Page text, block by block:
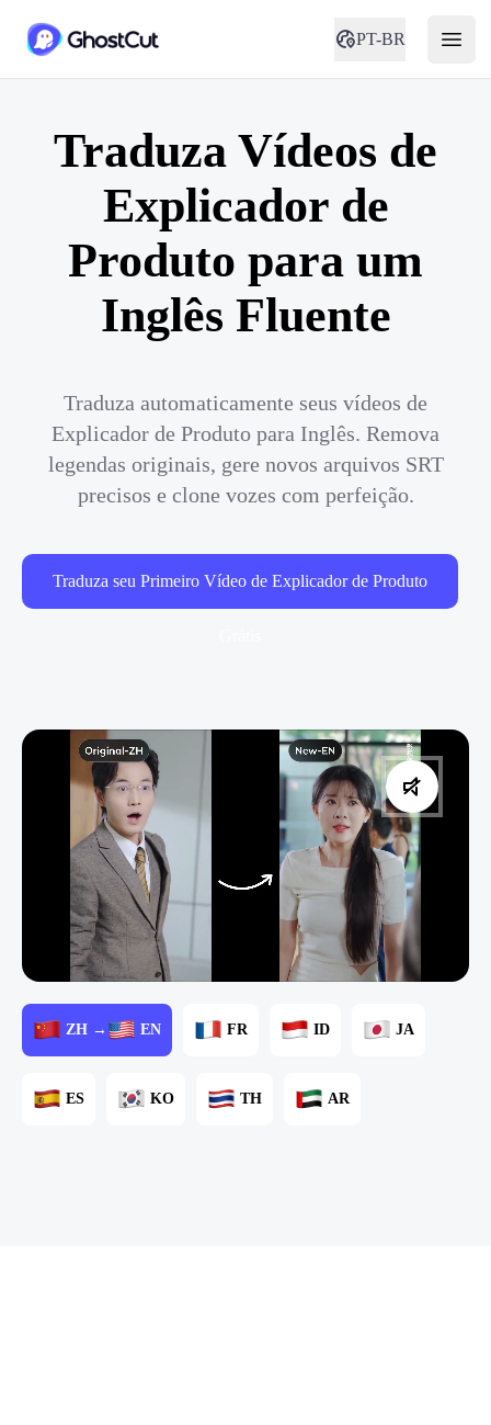
PT-BR
Traduza Vídeos de
Explicador de
Produto para um
Inglês Fluente
Traduza automaticamente seus vídeos de
Explicador de Produto para Inglês. Remova
legendas originais, gere novos arquivos SRT
precisos e clone vozes com perfeição.
Traduza seu Primeiro Vídeo de Explicador de Produto
ZH → EN FR ID JA
ES KO TH AR